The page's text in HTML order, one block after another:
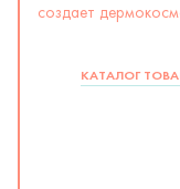
создает
КАТАЛОГ